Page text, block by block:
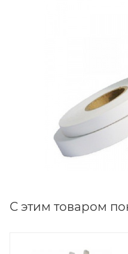
С этим товаром